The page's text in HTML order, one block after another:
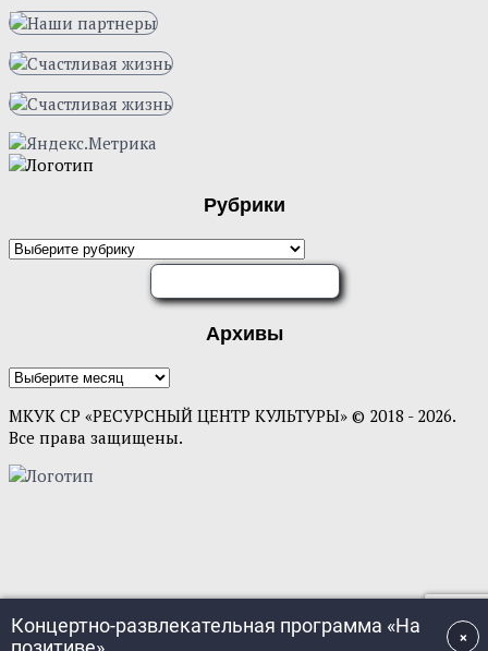
Рубрики
Архивы
МКУК СР «РЕСУРСНЫЙ ЦЕНТР КУЛЬТУРЫ» © 2018 - 2026.
Все права защищены.